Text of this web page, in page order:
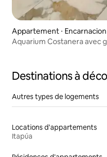
Appartement ⋅ Encarnacion
Aquarium Costanera avec
Destinations à
Autres types de logements
Locations d'appartements
Itapúa